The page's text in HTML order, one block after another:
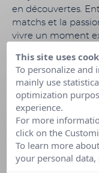
en découvertes.
matchs et la
vivre un moment
Il est tard, il est
plein la tête et de
véritable bulle de
belles journées de
Elliot
This site uses
To personalize and
mainly use
optimization
experience.
For more
click on the
To learn more
your personal data,